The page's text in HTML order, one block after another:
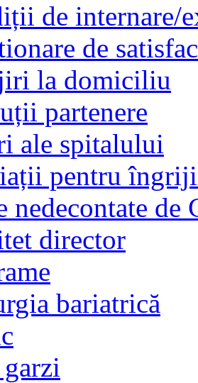
de internare/
de
la domiciliu
partenere
ale spitalului
pentru
nedecontate de
director
bariatrică